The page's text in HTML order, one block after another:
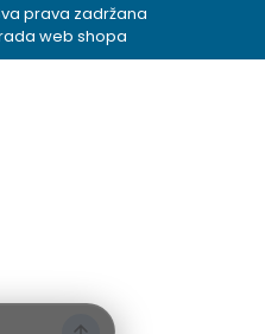
prava zadržana
web shopa
Ja sam